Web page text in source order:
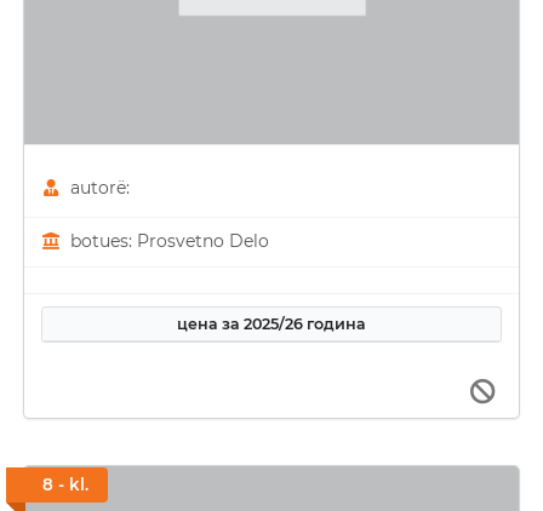
autorë:
botues: Prosvetno Delo
цена за 2025/26 година
8 - kl.